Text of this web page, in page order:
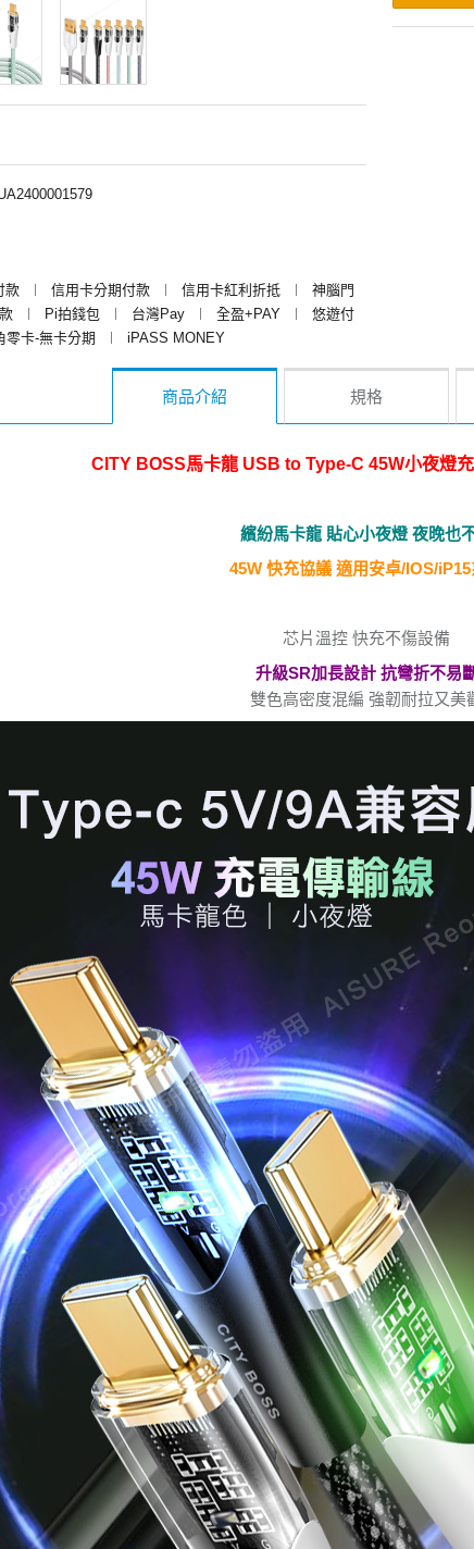
款
︱ 信用卡分期付款 ︱ 信用卡紅利折抵 ︱
神腦門
︱ Pi拍錢包 ︱ 台灣Pay ︱ 全盈+PAY ︱
悠遊付
零卡-無卡分期 ︱ iPASS MONEY
商品介紹 規格
CITY BOSS馬卡龍 USB to Type-C 45W小夜燈
繽紛馬卡龍 貼心小夜燈 夜晚也
45W 快充協議 適用安卓/IOS/
芯片溫控 快充不傷設備
升級SR加長設計 抗彎折不易
雙色高密度混編 強韌耐拉又美